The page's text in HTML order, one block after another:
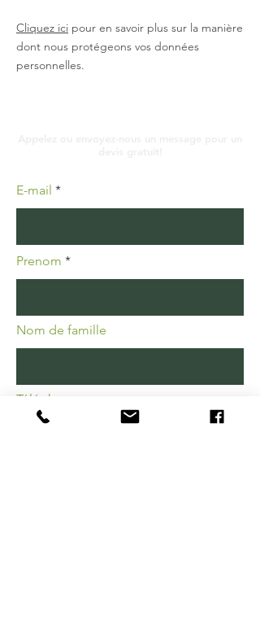
Cliquez ici pour en savoir plus sur la manière
dont nous protégeons vos données
personnelles.
E-mail
Prenom
Nom de famille
Téléphone